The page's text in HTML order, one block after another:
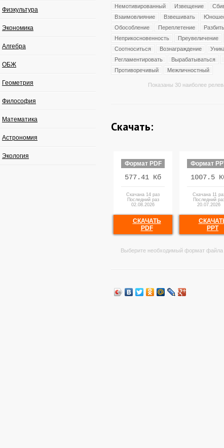
Физкультура
Экономика
Алгебра
ОБЖ
Геометрия
Философия
Математика
Астрономия
Экология
Немотивированный
Извещение
Взаимовлияние
Взвешивать
Обособление
Переплетение
Неприкосновенность
Преувеличение
Соотноситься
Вознаграждение
Регламентировать
Вырабатываться
Противоречивый
Межличностный
Показаны 30 наиболее
Скачать:
Формат PDF
577.41 Кб
Скачана 14 раз
Последний раз
02.08.2026
СКАЧАТЬ
PDF
Формат
1007.5
Скачана 11
Последний
20.07.2026
PPT
Выберите необходимый формат файла